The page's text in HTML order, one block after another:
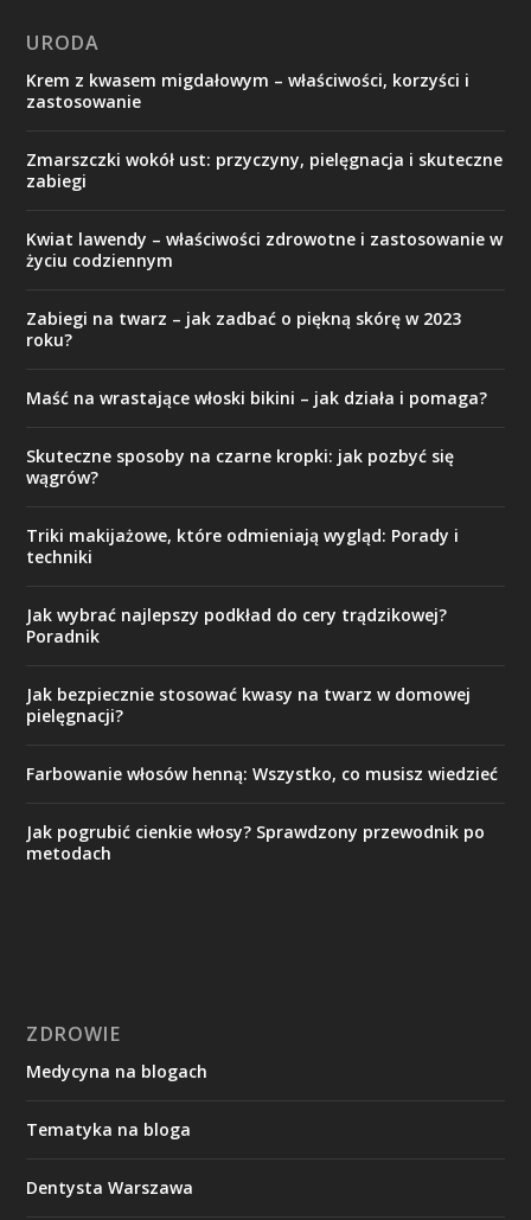
URODA
Krem z kwasem migdałowym – właściwości, korzyści i
zastosowanie
Zmarszczki wokół ust: przyczyny, pielęgnacja i skuteczne
zabiegi
Kwiat lawendy – właściwości zdrowotne i zastosowanie w
życiu codziennym
Zabiegi na twarz – jak zadbać o piękną skórę w 2023
roku?
Maść na wrastające włoski bikini – jak działa i pomaga?
Skuteczne sposoby na czarne kropki: jak pozbyć się
wągrów?
Triki makijażowe, które odmieniają wygląd: Porady i
techniki
Jak wybrać najlepszy podkład do cery trądzikowej?
Poradnik
Jak bezpiecznie stosować kwasy na twarz w domowej
pielęgnacji?
Farbowanie włosów henną: Wszystko, co musisz wiedzieć
Jak pogrubić cienkie włosy? Sprawdzony przewodnik po
metodach
ZDROWIE
Medycyna na blogach
Tematyka na bloga
Dentysta Warszawa